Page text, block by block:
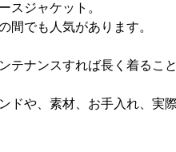
スジャケット。
間でも人気があります。
ナンスすれば長く着るこ
ドや、素材、お手入れ、実